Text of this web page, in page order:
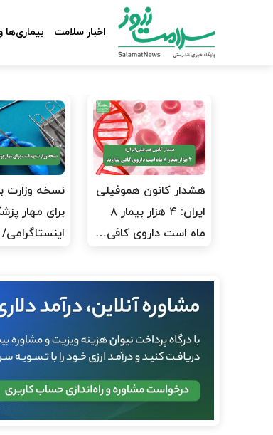
اخبار سلامت بیماری‌ها
هشدار کانون هموفیلی
ایران: ۴ هزار بیمار ۸
ماه است داروی کافی…
نسخه وزارت
برای مهار
اینستاگرامی/